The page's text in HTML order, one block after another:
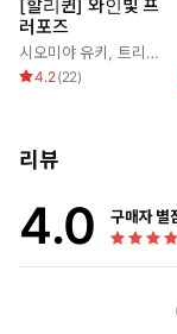
[할리퀸] 와인빛 프
러포즈
시오미야 유키, 트리시 머레이
4.2(22)
리뷰
4.0 구매자 별